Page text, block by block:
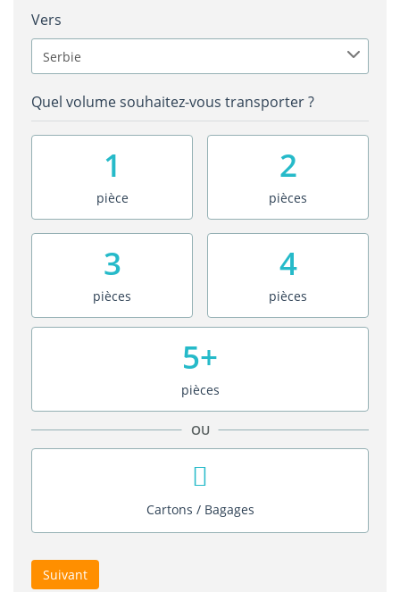
Vers
Serbie
Quel volume souhaitez-vous transporter ?
1
pièce
2
pièces
3
pièces
4
pièces
5+
pièces
OU
Cartons / Bagages
Suivant